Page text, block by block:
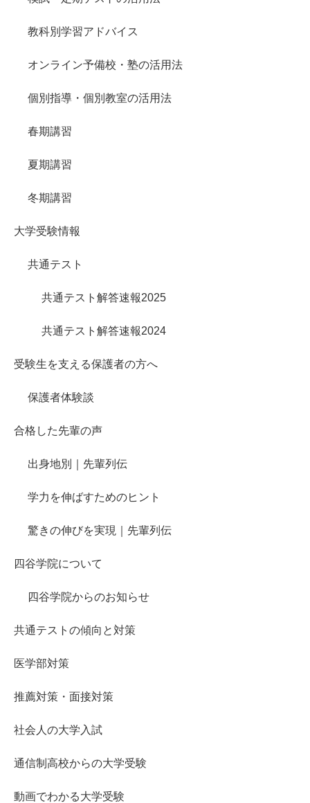
教科別学習アドバイス
オンライン予備校・塾の活用法
個別指導・個別教室の活用法
春期講習
夏期講習
冬期講習
大学受験情報
共通テスト
共通テスト解答速報2025
共通テスト解答速報2024
受験生を支える保護者の方へ
保護者体験談
合格した先輩の声
出身地別｜先輩列伝
学力を伸ばすためのヒント
驚きの伸びを実現｜先輩列伝
四谷学院について
四谷学院からのお知らせ
共通テストの傾向と対策
医学部対策
推薦対策・面接対策
社会人の大学入試
通信制高校からの大学受験
動画でわかる大学受験